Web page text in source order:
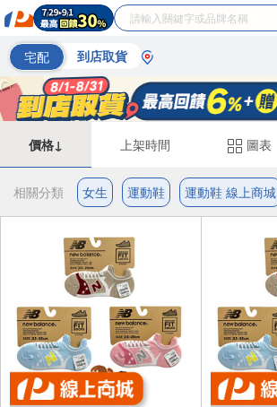
宅配 到店取貨
價格↓ 上架時間 圖表
相關分類 女生 運動鞋 運動鞋 線上商城